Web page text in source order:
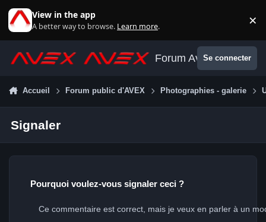
View in the app
A better way to browse. Learn more. ×
Forum AvexSe connecter
Accueil Forum public d'AVEX Photographies - galerie
Signaler
Pourquoi voulez-vous signaler ceci ?